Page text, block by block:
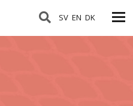
SV EN DK